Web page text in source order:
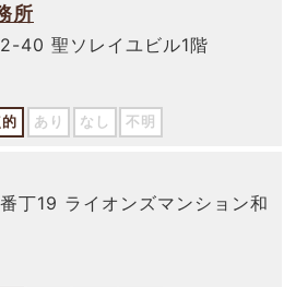
所
40 聖ソレイユビル1階
あり なし 不明
丁19 ライオンズマンション和